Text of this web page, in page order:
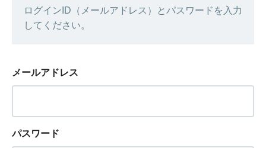
ログインID（メールアドレス）とパスワードを入力
してください。
メールアドレス
パスワード